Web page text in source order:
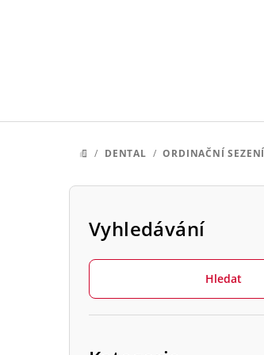
DOMŮ
/ DENTAL / ORDINAČNÍ SEZENÍ
P
Vyhledávání
Hledat